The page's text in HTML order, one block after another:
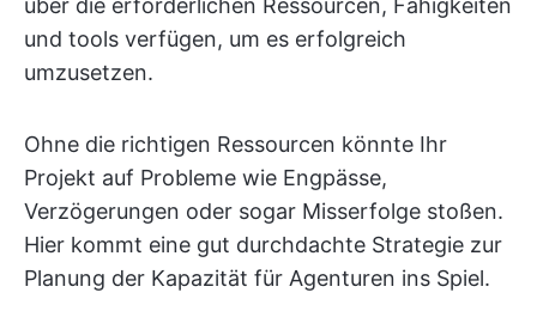
über die erforderlichen Ressourcen, Fähigkeiten
und tools verfügen, um es erfolgreich
umzusetzen.
Ohne die richtigen Ressourcen könnte Ihr
Projekt auf Probleme wie Engpässe,
Verzögerungen oder sogar Misserfolge stoßen.
Hier kommt eine gut durchdachte Strategie zur
Planung der Kapazität für Agenturen ins Spiel.